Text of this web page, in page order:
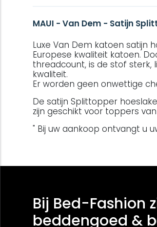
MAUI - Van Dem - Satijn
Luxe Van Dem katoen satijn
Europese kwaliteit katoen.
threadcount, is de stof sterk,
kwaliteit.
Er worden geen onwettige
De satijn Splittopper
zijn geschikt voor toppers
" Bij uw aankoop ontvangt u
Bij Bed-Fashion
beddengoed &